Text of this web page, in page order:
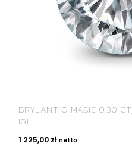
BRYLANT O MASIE 0.30
IGI
1 225,00 zł netto